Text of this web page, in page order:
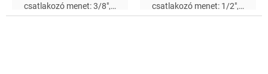
csatlakozó menet: 3/8",
névleges nyomás: 16 bar
csatlakozó menet: 1/2",
névleges nyomás: 16 bar